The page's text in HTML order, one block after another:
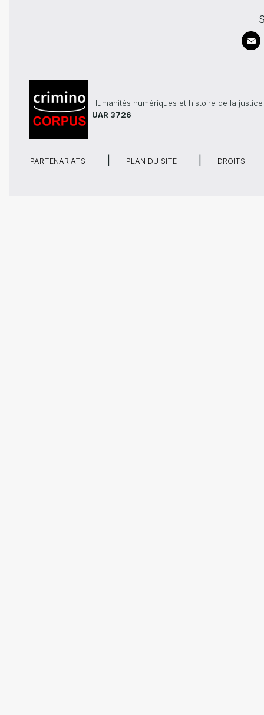
Humanités numériques et histoire de la justice
UAR 3726
PARTENARIATS PLAN DU SITE DROITS